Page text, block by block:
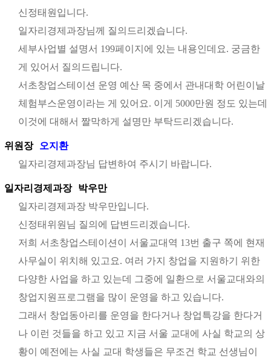
신정태원입니다.
일자리경제과장님께 질의드리겠습니다.
세부사업별 설명서 199페이지에 있는 내용인데요. 궁금한
게 있어서 질의드립니다.
서초창업스테이션 운영 예산 목 중에서 관내대학 어린이날
체험부스운영이라는 게 있어요. 이게 5000만원 정도 있는데
이것에 대해서 짤막하게 설명만 부탁드리겠습니다.
위원장
오지환
일자리경제과장님 답변하여 주시기 바랍니다.
일자리경제과장
박우만
일자리경제과장 박우만입니다.
신정태위원님 질의에 답변드리겠습니다.
저희 서초창업스테이션이 서울교대역 13번 출구 쪽에 현재
사무실이 위치해 있고요. 여러 가지 창업을 지원하기 위한
다양한 사업을 하고 있는데 그중에 일환으로 서울교대와의
창업지원프로그램을 많이 운영을 하고 있습니다.
그래서 창업동아리를 운영을 한다거나 창업특강을 한다거
나 이런 것들을 하고 있고 지금 서울 교대에 사실 학교의 상
황이 예전에는 사실 교대 학생들은 무조건 학교 선생님이